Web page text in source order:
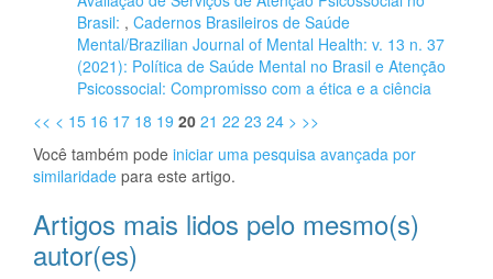
Brasil: , Cadernos Brasileiros de Saúde
Mental/Brazilian Journal of Mental Health: v. 13 n. 37
(2021): Política de Saúde Mental no Brasil e Atenção
Psicossocial: Compromisso com a ética e a ciência
<< < 15 16 17 18 19 20 21 22 23 24 > >>
Você também pode iniciar uma pesquisa avançada por
similaridade para este artigo.
Artigos mais lidos pelo mesmo(s)
autor(es)